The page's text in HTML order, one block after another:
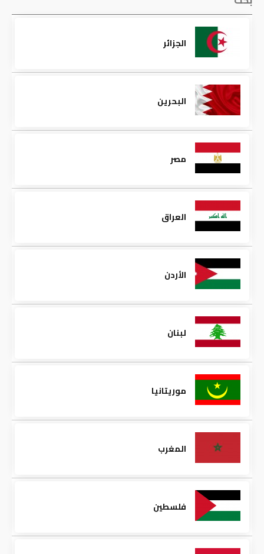
الجزائر
البحرين
مصر
العراق
الأردن
لبنان
موريتانيا
المغرب
فلسطين